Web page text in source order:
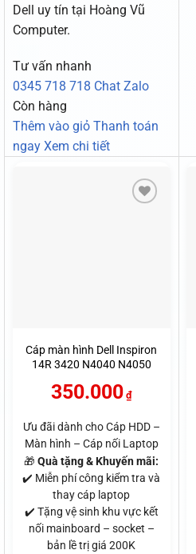
Dell uy tín tại Hoàng Vũ
Computer.
Tư vấn nhanh
0345 718 718 Chat Zalo
Còn hàng
Thêm vào giỏ Thanh toán
ngay Xem chi tiết
Cáp màn hình Dell Inspiron
14R 3420 N4040 N4050
2420 N4050 (50.4IU02.201)
350.000 ₫
Ưu đãi dành cho Cáp HDD –
Màn hình – Cáp nối Laptop
🎁Quà tặng & Khuyến mãi:
✔️ Miễn phí công kiểm tra và
thay cáp laptop
✔️ Tặng vệ sinh khu vực kết
nối mainboard – socket –
bản lề trị giá 200K